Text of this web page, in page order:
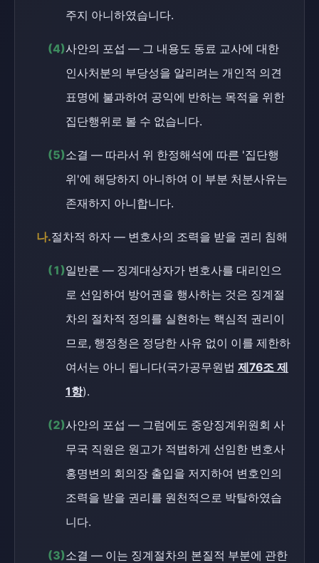
주지 아니하였습니다.
(4)사안의 포섭 — 그 내용도 동료 교사에 대한
인사처분의 부당성을 알리려는 개인적 의견
표명에 불과하여 공익에 반하는 목적을 위한
집단행위로 볼 수 없습니다.
(5)소결 — 따라서 위 한정해석에 따른 '집단행
위'에 해당하지 아니하여 이 부분 처분사유는
존재하지 아니합니다.
나.절차적 하자 — 변호사의 조력을 받을 권리 침해
(1)일반론 — 징계대상자가 변호사를 대리인으
로 선임하여 방어권을 행사하는 것은 징계절
차의 절차적 정의를 실현하는 핵심적 권리이
므로, 행정청은 정당한 사유 없이 이를 제한하
여서는 아니 됩니다(국가공무원법 제76조 제
1항).
(2)사안의 포섭 — 그럼에도 중앙징계위원회 사
무국 직원은 원고가 적법하게 선임한 변호사
홍명변의 회의장 출입을 저지하여 변호인의
조력을 받을 권리를 원천적으로 박탈하였습
니다.
(3)소결 — 이는 징계절차의 본질적 부분에 관한